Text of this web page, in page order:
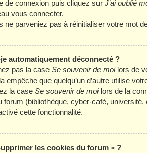
de connexion puis cliquez sur J’ai oublié
vous connecter.
ne parveniez pas à réinitialiser votre mot
automatiquement déconnecté ?
pas la case Se souvenir de moilors de
empêche que quelqu’un d’autre utilise
la case Se souvenir de moilors de la
forum (bibliothèque, cyber-café,
cette fonctionnalité.
les cookies du forum » ?